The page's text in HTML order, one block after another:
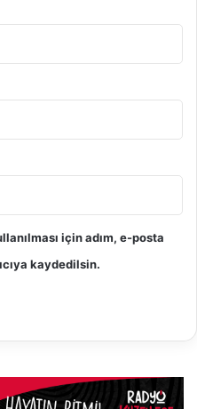
için adım, e-posta
kaydedilsin.